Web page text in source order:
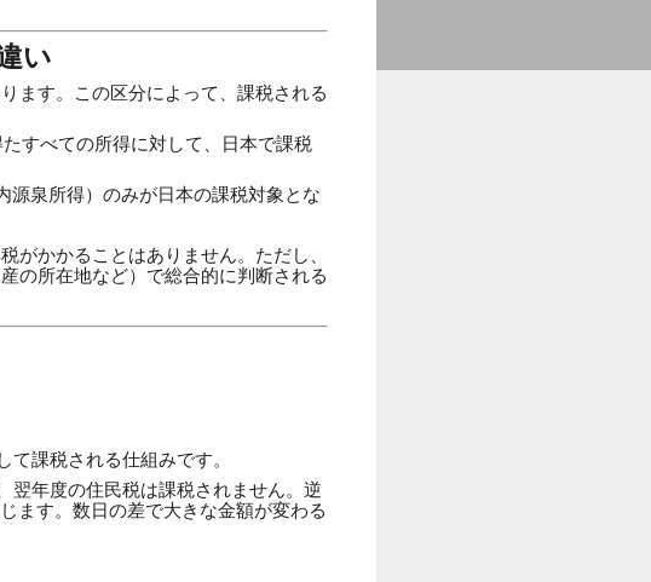
い
ます。この区分によって、課税される
すべての所得に対して、日本で課税
源泉所得）のみが日本の課税対象とな
がかかることはありません。ただし、
の所在地など）で総合的に判断される
課税される仕組みです。
翌年度の住民税は課税されません。逆
ます。数日の差で大きな金額が変わる